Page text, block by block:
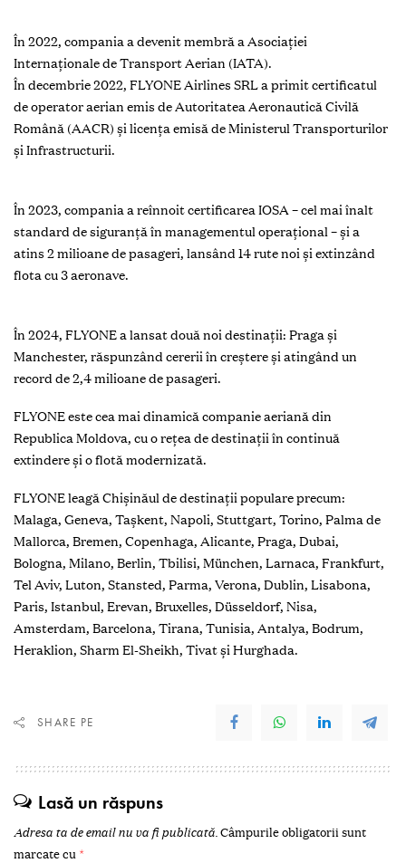
În 2022, compania a devenit membră a Asociației
Internaționale de Transport Aerian (IATA).
În decembrie 2022, FLYONE Airlines SRL a primit certificatul
de operator aerian emis de Autoritatea Aeronautică Civilă
Română (AACR) și licența emisă de Ministerul Transporturilor
și Infrastructurii.
În 2023, compania a reînnoit certificarea IOSA – cel mai înalt
standard de siguranță în managementul operațional – și a
atins 2 milioane de pasageri, lansând 14 rute noi și extinzând
flota cu 3 aeronave.
În 2024, FLYONE a lansat două noi destinații: Praga și
Manchester, răspunzând cererii în creștere și atingând un
record de 2,4 milioane de pasageri.
FLYONE este cea mai dinamică companie aeriană din
Republica Moldova, cu o rețea de destinații în continuă
extindere și o flotă modernizată.
FLYONE leagă Chișinăul de destinații populare precum:
Malaga, Geneva, Tașkent, Napoli, Stuttgart, Torino, Palma de
Mallorca, Bremen, Copenhaga, Alicante, Praga, Dubai,
Bologna, Milano, Berlin, Tbilisi, München, Larnaca, Frankfurt,
Tel Aviv, Luton, Stansted, Parma, Verona, Dublin, Lisabona,
Paris, Istanbul, Erevan, Bruxelles, Düsseldorf, Nisa,
Amsterdam, Barcelona, Tirana, Tunisia, Antalya, Bodrum,
Heraklion, Sharm El-Sheikh, Tivat și Hurghada.
SHARE PE
Lasă un răspuns
Adresa ta de email nu va fi publicată.Câmpurile obligatorii sunt
marcate cu *